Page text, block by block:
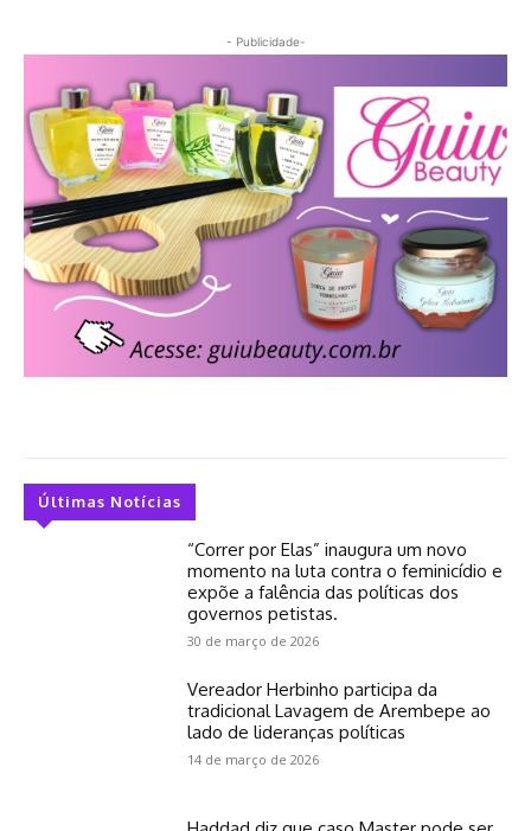
- Publicidade-
Últimas Notícias
“Correr por Elas” inaugura um novo
momento na luta contra o feminicídio e
expõe a falência das políticas dos
governos petistas.
30 de março de 2026
Vereador Herbinho participa da
tradicional Lavagem de Arembepe ao
lado de lideranças políticas
14 de março de 2026